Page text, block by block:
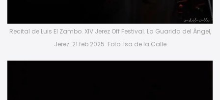
Recital de Luis El Zambo. XIV Jerez Off Festival. La Guarida del Ángel,
Jerez. 21 feb 2025. Foto: Isa de la Calle